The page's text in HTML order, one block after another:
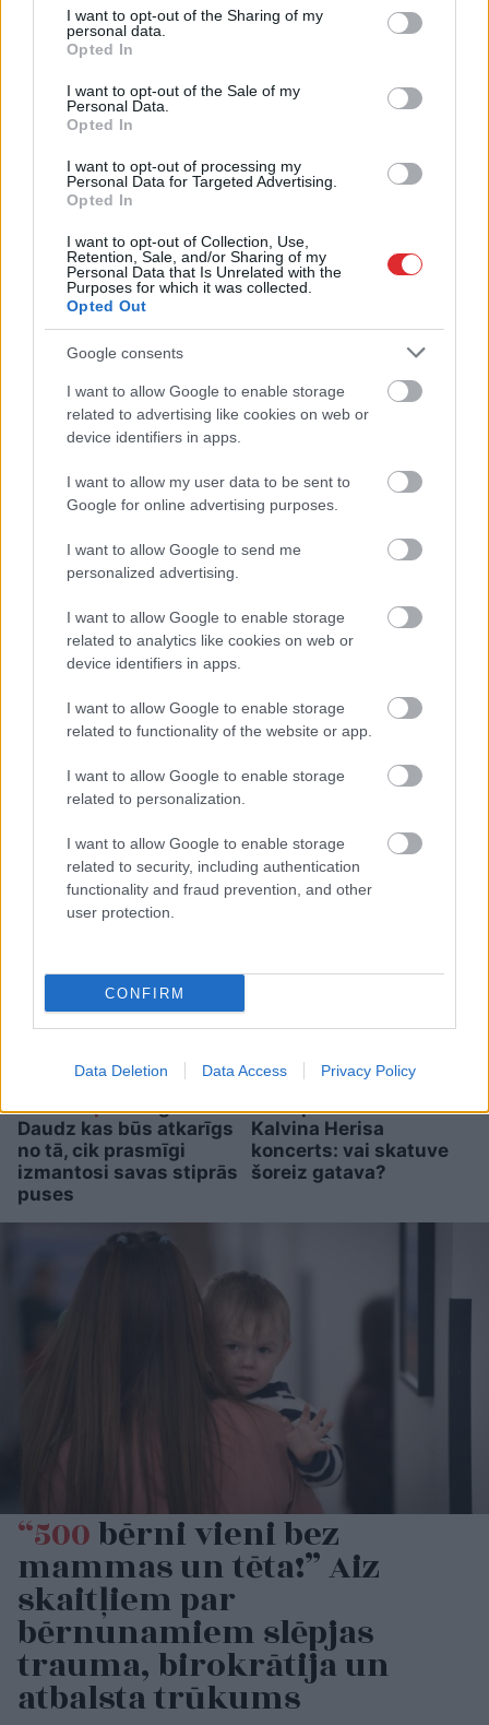
not limited to your visit or usage behaviour. You may click to
grant or deny consent to Google and its third-party tags to
use your data for below specified purposes in below Google
consent section.
I want to opt-out of the Sharing of my
personal data.
Opted In
I want to opt-out of the Sale of my
Personal Data.
Opted In
I want to opt-out of processing my
Personal Data for Targeted Advertising.
Opted In
I want to opt-out of Collection, Use,
Retention, Sale, and/or Sharing of my
Personal Data that Is Unrelated with the
Purposes for which it was collected.
Opted Out
Google consents
I want to allow Google to enable storage
related to advertising like cookies on web or
device identifiers in apps.
I want to allow my user data to be sent to
Google for online advertising purposes.
I want to allow Google to send me
personalized advertising.
I want to allow Google to enable storage
related to analytics like cookies on web or
device identifiers in apps.
I want to allow Google to enable storage
related to functionality of the website or app.
I want to allow Google to enable storage
related to personalization.
I want to allow Google to enable storage
related to security, including authentication
functionality and fraud prevention, and other
user protection.
CONFIRM
Data Deletion Data Access Privacy Policy
pats…” Dons publicē
neredzētas fotogrāfijas un
aizkustinošas pārdomas
par savu dzīvi
VIDEO.Spānijas lidostā
Raimonda Paula
mūzika! Pie klavierēm –
Māris Grigalis
laiks likt punktu” – ar
Latvijas basketbola
izlases atvadās Dāvis
“Tevpārbrauks ar tanku
pāri!” Kaspars Zāle Dailes
teātra skandāla laikā
saņēmis draudus
Horoskopi6. augustam.
Daudz kas būs atkarīgs
no tā, cik prasmīgi
izmantosi savas stiprās
puses
Mežaparka estrādē rīt
Kalvina Herisa
koncerts: vai skatuve
šoreiz gatava?
“500bērni vieni bez
mammas un tēta!” Aiz
skaitļiem par
bērnunamiem slēpjas
trauma, birokrātija un
atbalsta trūkums
Atcelt Ziņot